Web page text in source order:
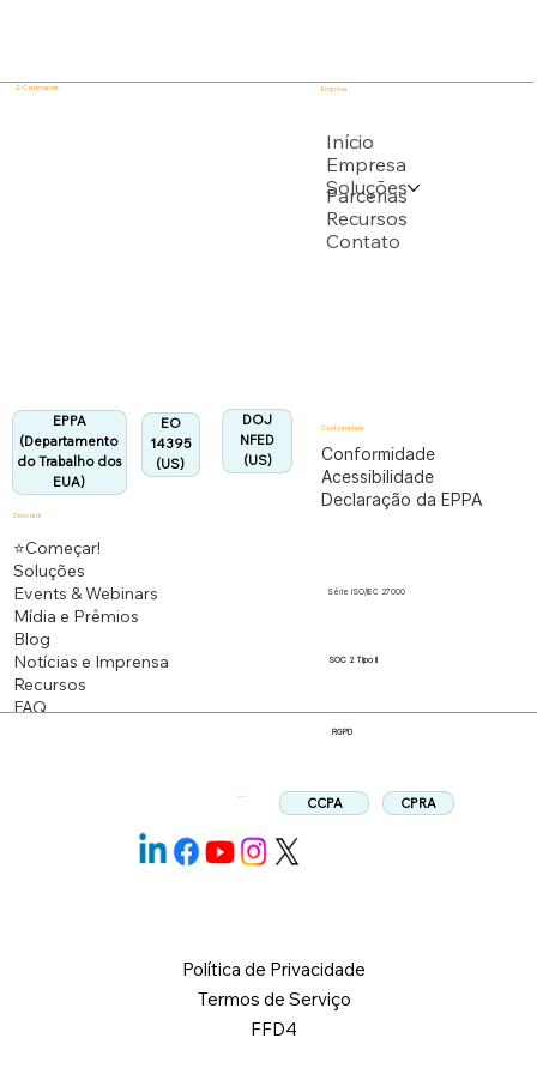
E-Commander
EO
14395
(US)
EPPA
(Departamento
do Trabalho dos
EUA)
DOJ
NFED
(US)
Início
Empresa
Soluções
Parcerias
Recursos
Contato
Empresa
Descobrir
⭐Começar!
Soluções
Events & Webinars
Mídia e Prêmios
Blog
Notícias e Imprensa
Recursos
FAQ
Conformidade
Conformidade
Acessibilidade
Declaração da EPPA
Série ISO/IEC 27000
Política de Privacidade
Termos de Serviço
FFD4
SOC 2 Tipo II
RGPD
CCPA CPRA